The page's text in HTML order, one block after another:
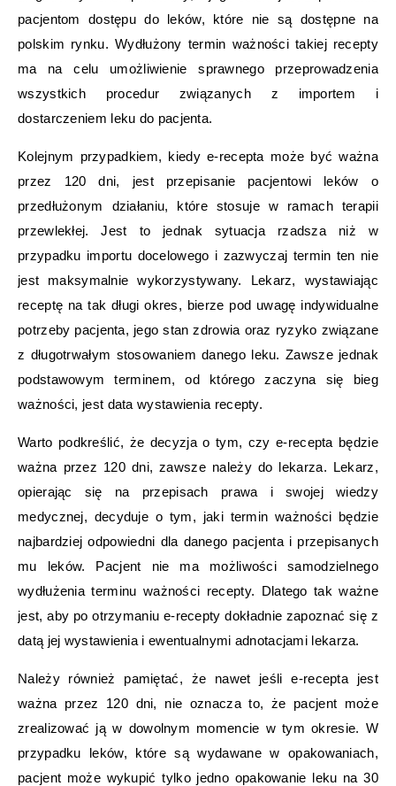
pacjentom dostępu do leków, które nie są dostępne na
polskim rynku. Wydłużony termin ważności takiej recepty
ma na celu umożliwienie sprawnego przeprowadzenia
wszystkich procedur związanych z importem i
dostarczeniem leku do pacjenta.
Kolejnym przypadkiem, kiedy e-recepta może być ważna
przez 120 dni, jest przepisanie pacjentowi leków o
przedłużonym działaniu, które stosuje w ramach terapii
przewlekłej. Jest to jednak sytuacja rzadsza niż w
przypadku importu docelowego i zazwyczaj termin ten nie
jest maksymalnie wykorzystywany. Lekarz, wystawiając
receptę na tak długi okres, bierze pod uwagę indywidualne
potrzeby pacjenta, jego stan zdrowia oraz ryzyko związane
z długotrwałym stosowaniem danego leku. Zawsze jednak
podstawowym terminem, od którego zaczyna się bieg
ważności, jest data wystawienia recepty.
Warto podkreślić, że decyzja o tym, czy e-recepta będzie
ważna przez 120 dni, zawsze należy do lekarza. Lekarz,
opierając się na przepisach prawa i swojej wiedzy
medycznej, decyduje o tym, jaki termin ważności będzie
najbardziej odpowiedni dla danego pacjenta i przepisanych
mu leków. Pacjent nie ma możliwości samodzielnego
wydłużenia terminu ważności recepty. Dlatego tak ważne
jest, aby po otrzymaniu e-recepty dokładnie zapoznać się z
datą jej wystawienia i ewentualnymi adnotacjami lekarza.
Należy również pamiętać, że nawet jeśli e-recepta jest
ważna przez 120 dni, nie oznacza to, że pacjent może
zrealizować ją w dowolnym momencie w tym okresie. W
przypadku leków, które są wydawane w opakowaniach,
pacjent może wykupić tylko jedno opakowanie leku na 30